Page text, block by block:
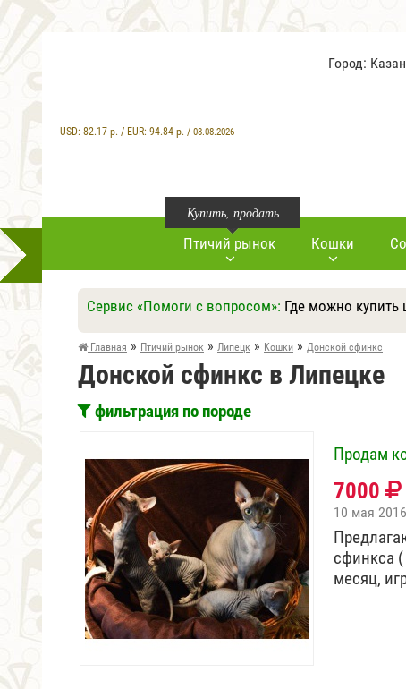
Город:
USD: 82.17 р. / EUR: 94.84 р. / 08.08.2026
Купить, продать
Птичий рынок Кошки
Сервис «Помоги с вопросом»: Где можно купить
Главная » Птичий рынок » Липецк » Кошки » Донской сфинкс
Донской сфинкс в Липецке
фильтрация по породе
Продам
7000
10 мая 2016
сфинкса
месяц,